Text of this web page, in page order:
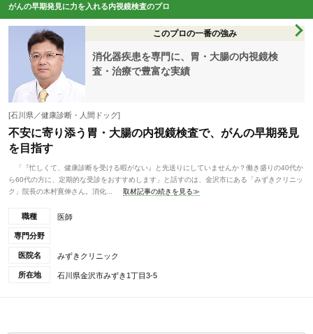
がんの早期発見に力を入れる内視鏡検査のプロ
このプロの一番の強み
消化器疾患を専門に、胃・大腸の内視鏡検
査・治療で豊富な実績
[石川県／健康診断・人間ドッグ]
不安に寄り添う胃・大腸の内視鏡検査で、がんの早期発見
を目指す
「『忙しくて、健康診断を受ける暇がない』と先送りにしていませんか？働き盛りの40代か
ら60代の方に、定期的な受診をおすすめします」と話すのは、金沢市にある「みずきクリニッ
ク」院長の木村寛伸さん。消化...
取材記事の続きを見る≫
職種 医師
専門分野
医院名 みずきクリニック
所在地 石川県金沢市みずき1丁目3-5